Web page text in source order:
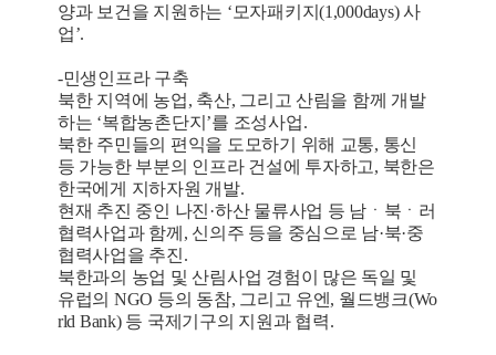
양과 보건을 지원하는 ‘모자패키지(1,000days) 사
업’.
-민생인프라 구축
북한 지역에 농업, 축산, 그리고 산림을 함께 개발
하는 ‘복합농촌단지’를 조성사업.
북한 주민들의 편익을 도모하기 위해 교통, 통신
등 가능한 부분의 인프라 건설에 투자하고, 북한은
한국에게 지하자원 개발.
현재 추진 중인 나진·하산 물류사업 등 남ㆍ북ㆍ러
협력사업과 함께, 신의주 등을 중심으로 남·북·중
협력사업을 추진.
북한과의 농업 및 산림사업 경험이 많은 독일 및
유럽의 NGO 등의 동참, 그리고 유엔, 월드뱅크(Wo
rld Bank) 등 국제기구의 지원과 협력.